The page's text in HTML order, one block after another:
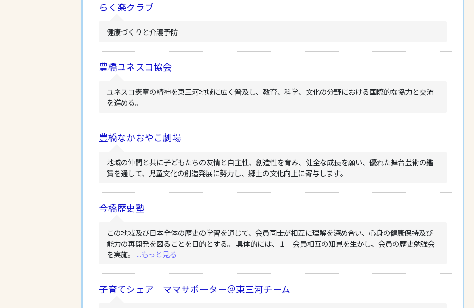
らく楽クラブ
健康づくりと介護予防
豊橋ユネスコ協会
ユネスコ憲章の精神を東三河地域に広く普及し、教育、科学、文化の分野における国際的な協力と交流
を進める。
豊橋なかおやこ劇場
地域の仲間と共に子どもたちの友情と自主性、創造性を育み、健全な成長を願い、優れた舞台芸術の鑑
賞を通して、児童文化の創造発展に努力し、郷土の文化向上に寄与します。
今橋歴史塾
この地域及び日本全体の歴史の学習を通じて、会員同士が相互に理解を深め合い、心身の健康保持及び
能力の再開発を図ることを目的とする。 具体的には、１ 会員相互の知見を生かし、会員の歴史勉強会
を実施。 ...もっと見る
子育てシェア ママサポーター＠東三河チーム